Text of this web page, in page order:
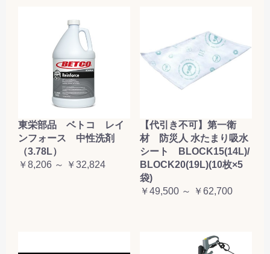
東栄部品 ベトコ レイ
ンフォース 中性洗剤
（3.78L）
￥8,206 ～ ￥32,824
【代引き不可】第一衛
材 防災人 水たまり吸水
シート BLOCK15(14L)/
BLOCK20(19L)(10枚×5
袋)
￥49,500 ～ ￥62,700